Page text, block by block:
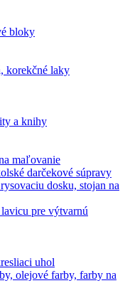
bloky
korekčné laky
a knihy
maľovanie
darčekové súpravy
dosku, stojan na
pre výtvarnú
uhol
olejové farby, farby na